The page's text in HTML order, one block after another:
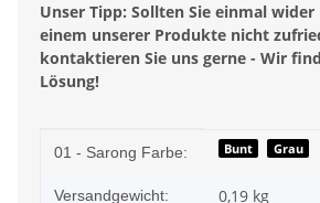
Unser Tipp: Sollten Sie einmal
einem unserer Produkte nicht
kontaktieren Sie uns gerne - Wir
Lösung!
Produkteigenschaft
Wert
01 - Sarong Farbe: Bunt Grau
Versandgewicht: 0,19 kg